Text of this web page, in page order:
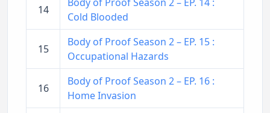
14
Cold Blooded
15
Body of Proof Season 2 – EP. 15 :
Occupational Hazards
16
Body of Proof Season 2 – EP. 16 :
Home Invasion